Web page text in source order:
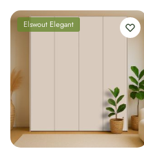
Elswout Elegant